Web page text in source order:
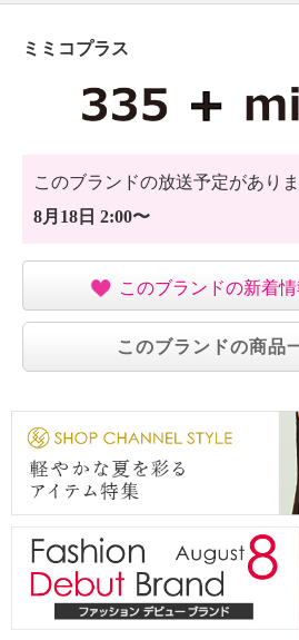
ミミコプラス
このブランドの放送予定がありま
8月18日 2:00〜
このブランドの新着
このブランドの商品